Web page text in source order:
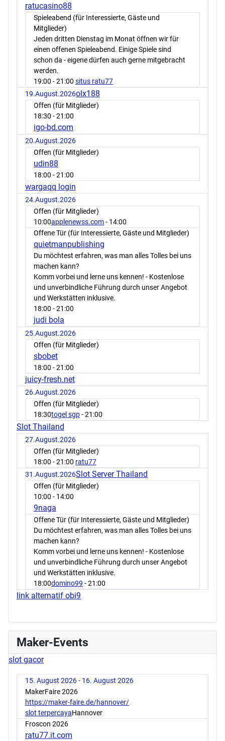
ratucasino88
Spieleabend (für Interessierte, Gäste und
Mitglieder)
Jeden dritten Dienstag im Monat öffnen wir für
einen offenen Spieleabend. Einige Spiele sind
schon da - eigene dürfen auch gerne mitgebracht
werden.
19:00 - 21:00 situs ratu77
19.August.2026olx188
Offen (für Mitglieder)
18:30 - 21:00
igo-bd.com
20.August.2026
Offen (für Mitglieder)
udin88
18:00 - 21:00
wargaqq login
24.August.2026
Offen (für Mitglieder)
10:00applenewss.com- 14:00
Offene Tür (für Interessierte, Gäste und Mitglieder)
quietmanpublishing
Du möchtest erfahren, was man alles Tolles bei uns
machen kann?
Komm vorbei und lerne uns kennen! - Kostenlose
und unverbindliche Führung durch unser Angebot
und Werkstätten inklusive.
18:00 - 21:00
judi bola
25.August.2026
Offen (für Mitglieder)
sbobet
18:00 - 21:00
juicy-fresh.net
26.August.2026
Offen (für Mitglieder)
18:30togel sgp- 21:00
Slot Thailand
27.August.2026
Offen (für Mitglieder)
18:00 - 21:00 ratu77
31.August.2026Slot Server Thailand
Offen (für Mitglieder)
10:00 - 14:00
9naga
Offene Tür (für Interessierte, Gäste und Mitglieder)
Du möchtest erfahren, was man alles Tolles bei uns
machen kann?
Komm vorbei und lerne uns kennen! - Kostenlose
und unverbindliche Führung durch unser Angebot
und Werkstätten inklusive.
18:00domino99 - 21:00
link alternatif obi9
Maker-Events
slot gacor
15. August 2026 - 16. August 2026
MakerFaire 2026
https://maker-faire.de/hannover/
slot terpercayaHannover
Froscon 2026
ratu77.it.com